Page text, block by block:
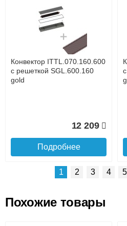
Доставка сантехники по
Наличный расчёт
Банковской картой на
времени
Банковской картой при
доставке, так и
Интернет-деньгами
Qiwi-кошельки и другие).
Безналичный расчёт
Конвектор ITTL.070.160.600
с решеткой SGL.600.160
gold
12 209
Подробнее
1 2 3 4 5
Похожие товары